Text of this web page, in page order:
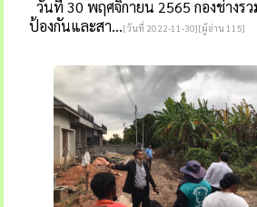
วันที่ 30 พฤศจิกายน 2565 กองช่างร
ป้องกันและสา...[วันที่ 2022-11-30][ผู้อ่าน 115]